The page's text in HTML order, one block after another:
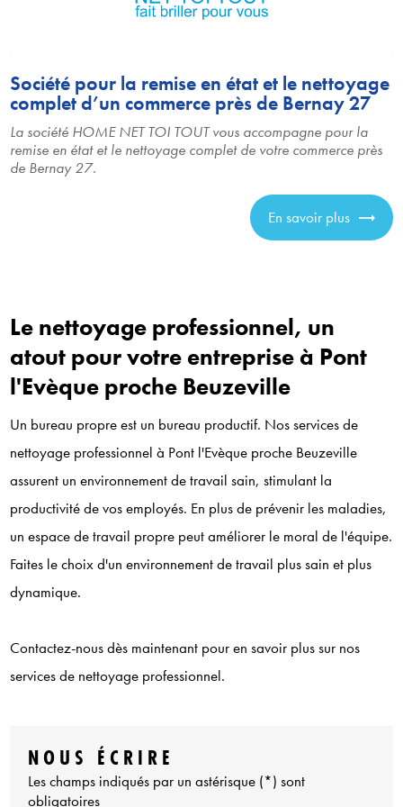
Société pour la remise en état et le nettoyage
complet d’un commerce près de Bernay 27
La société HOME NET TOI TOUT vous accompagne pour la
remise en état et le nettoyage complet de votre commerce près
de Bernay 27.
En savoir plus
Le nettoyage professionnel, un
atout pour votre entreprise à Pont
l'Evèque proche Beuzeville
Un bureau propre est un bureau productif. Nos services de
nettoyage professionnel à Pont l'Evèque proche Beuzeville
assurent un environnement de travail sain, stimulant la
productivité de vos employés. En plus de prévenir les maladies,
un espace de travail propre peut améliorer le moral de l'équipe.
Faites le choix d'un environnement de travail plus sain et plus
dynamique.
Contactez-nous dès maintenant pour en savoir plus sur nos
services de nettoyage professionnel.
NOUS ÉCRIRE
Les champs indiqués par un astérisque (*) sont
obligatoires